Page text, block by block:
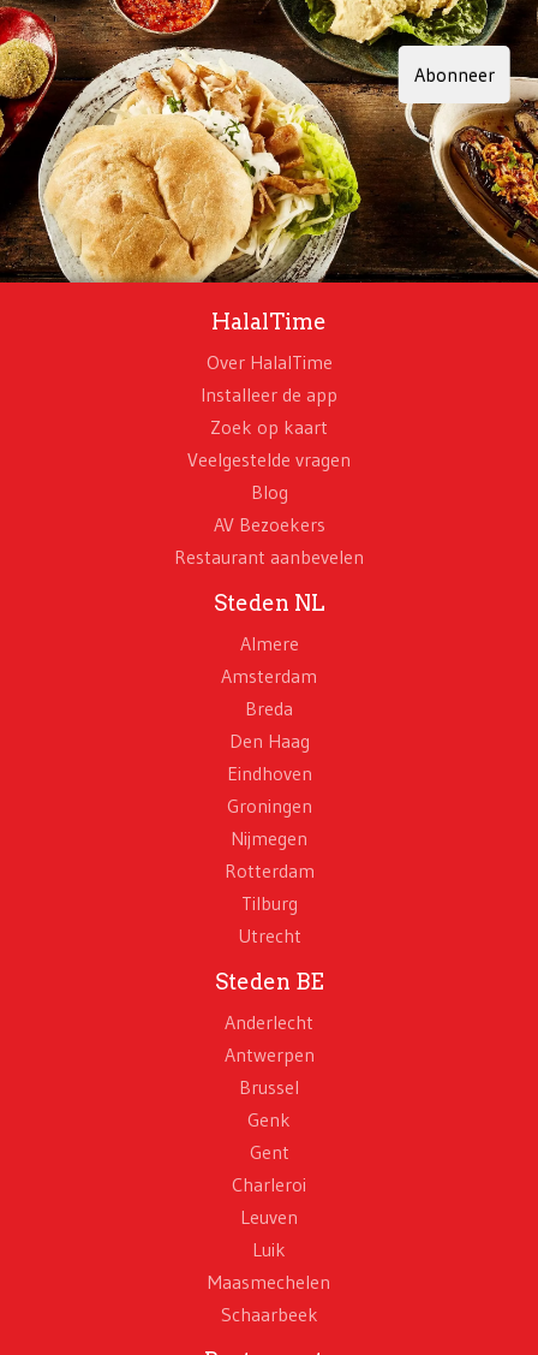
Abonneer
HalalTime
Over HalalTime
Installeer de app
Zoek op kaart
Veelgestelde vragen
Blog
AV Bezoekers
Restaurant aanbevelen
Steden NL
Almere
Amsterdam
Breda
Den Haag
Eindhoven
Groningen
Nijmegen
Rotterdam
Tilburg
Utrecht
Steden BE
Anderlecht
Antwerpen
Brussel
Genk
Gent
Charleroi
Leuven
Luik
Maasmechelen
Schaarbeek